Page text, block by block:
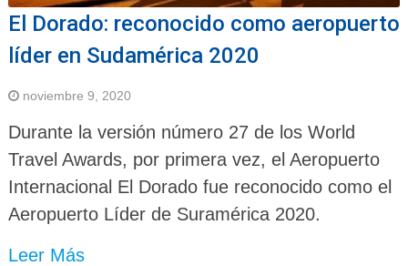
El Dorado: reconocido como aeropuerto
líder en Sudamérica 2020
noviembre 9, 2020
Durante la versión número 27 de los World
Travel Awards, por primera vez, el Aeropuerto
Internacional El Dorado fue reconocido como el
Aeropuerto Líder de Suramérica 2020.
Leer Más